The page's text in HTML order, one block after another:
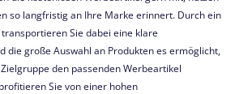
so langfristig an Ihre Marke erinnert. Durch ein
Sie dabei eine klare
die große Auswahl an Produkten es ermöglicht,
den passenden Werbeartikel
Sie von einer hohen